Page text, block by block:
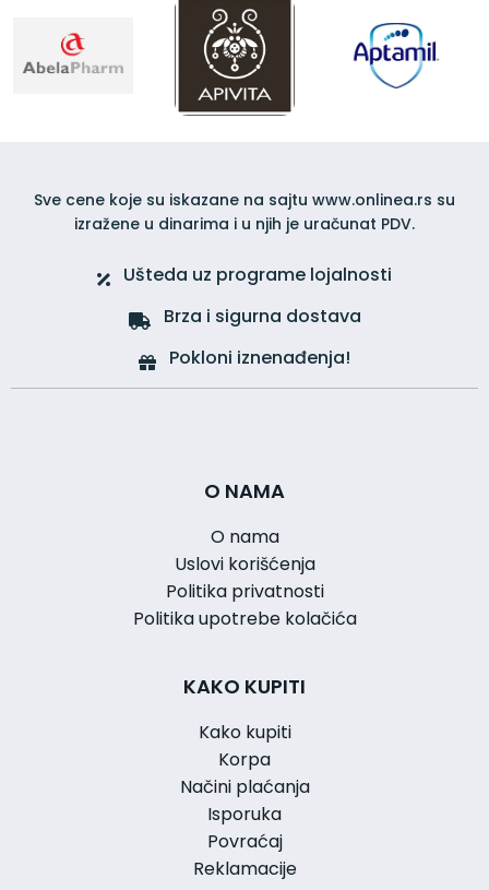
Sve cene koje su iskazane na sajtu www.onlinea.rs su
izražene u dinarima i u njih je uračunat PDV.
Ušteda uz programe lojalnosti
Brza i sigurna dostava
Pokloni iznenađenja!
O NAMA
O nama
Uslovi korišćenja
Politika privatnosti
Politika upotrebe kolačića
KAKO KUPITI
Kako kupiti
Korpa
Načini plaćanja
Isporuka
Povraćaj
Reklamacije